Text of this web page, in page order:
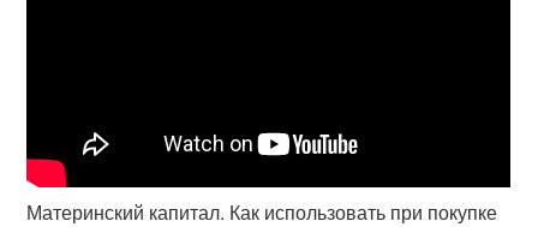
Материнский капитал. Как использовать при покупке